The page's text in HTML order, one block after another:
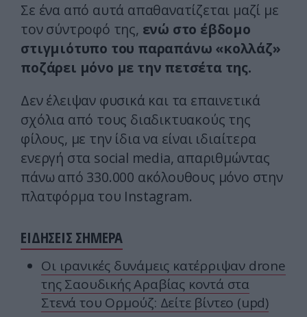
Σε ένα από αυτά απαθανατίζεται μαζί με
τον σύντροφό της, ενώ στο έβδομο
στιγμιότυπο του παραπάνω «κολλάζ»
ποζάρει μόνο με την πετσέτα της.
Δεν έλειψαν φυσικά και τα επαινετικά
σχόλια από τους διαδικτυακούς της
φίλους, με την ίδια να είναι ιδιαίτερα
ενεργή στα social media, απαριθμώντας
πάνω από 330.000 ακόλουθους μόνο στην
πλατφόρμα του Instagram.
ΕΙΔΗΣΕΙΣ ΣΗΜΕΡΑ
Οι ιρανικές δυνάμεις κατέρριψαν drone
της Σαουδικής Αραβίας κοντά στα
Στενά του Ορμούζ: Δείτε βίντεο (upd)